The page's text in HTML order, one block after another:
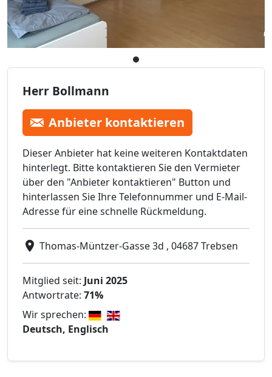
Herr Bollmann
Anbieter kontaktieren
Dieser Anbieter hat keine weiteren Kontaktdaten
hinterlegt. Bitte kontaktieren Sie den Vermieter
über den "Anbieter kontaktieren" Button und
hinterlassen Sie Ihre Telefonnummer und E-Mail-
Adresse für eine schnelle Rückmeldung.
Thomas-Müntzer-Gasse 3d , 04687 Trebsen
Mitglied seit: Juni 2025
Antwortrate: 71%
Wir sprechen:
Deutsch, Englisch